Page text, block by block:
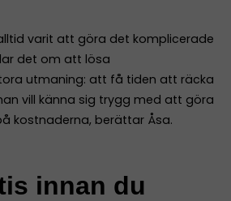
varit att göra det komplicerade
det om att lösa
utmaning: att få tiden att räcka
vill känna sig trygg med att göra
kostnaderna, berättar Åsa.
innan du